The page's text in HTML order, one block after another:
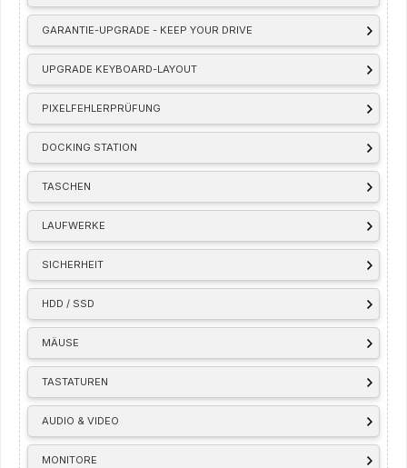
GARANTIE-UPGRADE - KEEP YOUR DRIVE
UPGRADE KEYBOARD-LAYOUT
PIXELFEHLERPRÜFUNG
DOCKING STATION
TASCHEN
LAUFWERKE
SICHERHEIT
HDD / SSD
MÄUSE
TASTATUREN
AUDIO & VIDEO
MONITORE